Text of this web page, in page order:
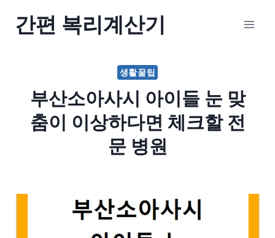
간편 복리계산기
생활꿀팁
부산소아사시 아이들 눈 맞
춤이 이상하다면 체크할 전
문 병원